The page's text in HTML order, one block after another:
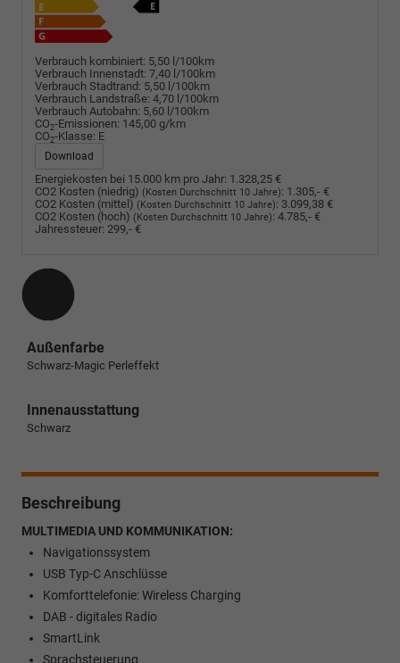
Verbrauch kombiniert: 5,50 l/100km
Verbrauch Innenstadt: 7,40 l/100km
Verbrauch Stadtrand: 5,50 l/100km
Verbrauch Landstraße: 4,70 l/100km
Verbrauch Autobahn: 5,60 l/100km
CO2-Emissionen: 145,00 g/km
CO2-Klasse: E
Download
Energiekosten bei 15.000 km pro Jahr: 1.328,25 €
CO2 Kosten (niedrig) (Kosten Durchschnitt 10 Jahre): 1.305,- €
CO2 Kosten (mittel) (Kosten Durchschnitt 10 Jahre): 3.099,38 €
CO2 Kosten (hoch) (Kosten Durchschnitt 10 Jahre): 4.785,- €
Jahressteuer: 299,- €
Außenfarbe
Schwarz-Magic Perleffekt
Innenausstattung
Schwarz
Beschreibung
MULTIMEDIA UND KOMMUNIKATION:
Navigationssystem
USB Typ-C Anschlüsse
Komforttelefonie: Wireless Charging
DAB - digitales Radio
SmartLink
Sprachsteuerung